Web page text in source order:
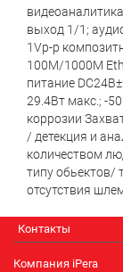
выход 1/1;
1Vp-p
100M/1000M
питание
29.4Вт макс.; -50
коррозии
/ детекция и
количеством
типу обьектов/
отсутствия
Контакты
Компания iPera